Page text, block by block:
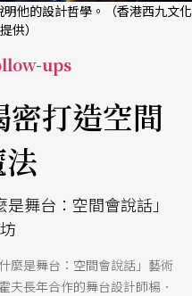
他的設計哲學。（香港西九文化
供）
ups
打造空間
舞台：空間會說話」
麼是舞台：空間會說話」藝術
夫長年合作的舞台設計師楊．